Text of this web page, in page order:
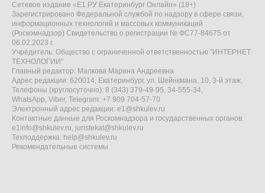
Сетевое издание «Е1.РУ Екатеринбург Онлайн» (18+)
Зарегистрировано Федеральной службой по надзору в сфере связи,
информационных технологий и массовых коммуникаций
(Роскомнадзор) Свидетельство о регистрации № ФС77-84675 от
06.02.2023 г.
Учредитель: Общество с ограниченной ответственностью "ИНТЕРНЕТ
ТЕХНОЛОГИИ"
Главный редактор: Малкова Марина Андреевна
Адрес редакции: 620014, Екатеринбург, ул. Шейнкмана, 10, 3-й этаж,
Телефоны (круглосуточно): 8 (343) 379-49-95, 34-555-34,
WhatsApp, Viber, Telegram: +7 909 704-57-70
Электронный адрес редакции: e1@shkulev.ru
Контактные данные для Роскомнадзора и государственных органов:
e1info@shkulev.ru, juristekat@shkulev.ru
Техподдержка: help@shkulev.ru
Рекомендательные системы